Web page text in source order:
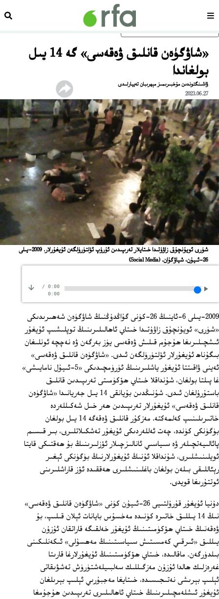
ئاساسلىق مەزمۇنغا ئاتلاڭسەھىپە
«شاۋگۈەن قانلىق ۋەقەسى» گە 14 يىل
بولغاندا
ۋاشىنگتوندىن مۇخبىرىمىز مېھرىبان تەييارلىدى
2023.06.27
شۈرى ئويۇنچۇق زاۋۇتىدا خىتايلار تەرىپىدىن ئۇرۇپ ئۆلتۈرۈلگەن ئۇيغۇرلار. 2009-يىلى
26-ئىيۇن، شياۋگۇان.
(Social Media)
0:00
/
0:00
2009-يىلى 6-ئاينىڭ 26-كۈنى گۇاڭدۇڭنىڭ شاۋگۈەن شەھىرىدىكى
«شۈرى» ئويۇنچۇق زاۋۇتىدا خىتاي ئاھالىلىرىنىڭ توپلىشىپ ئۇيغۇر
ئىشچىلىرىغا ھۇجۇم قىلىش ۋەقەسى يۈز بەرگەن ۋە نەچچە ئونلىغان
بىگۇناھ ئۇيغۇرلار ئۆلتۈرۈلگەن ئىدى. «شاۋگۈەن قانلىق ۋەقەسى»
ئەينى ۋاقىتتا ئۇيغۇر ياشلىرىنىڭ ئۈرۈمچىدىكى «5-ئىيۇل نامايىشى»
غا پىلتا بولغان، شۇنداقلا خىتاي ھۆكۈمىتى تەرىپىدىن قانلىق
باستۇرۇلغان ئىدى. شۇنىڭدىن بۇيانقى 14 يىل جەريانىدا «شاۋگۈەن
قانلىق ۋەقەسى» ئۇيغۇرلار تەرىپىدىن ھەر خىل شەكىللەردە
خاتىرىلىنىپ كەلمەكتە. مەزكۇر قانلىق ۋەقەگە 14 يىل بولغان
بۈگۈنكى كۈندە، چەت ئەللەردىكى ئۇيغۇر تەشكىلاتلىرى، بىر قىسىم
پائالىيەتچىلەر ۋە سىياسىي ئانالىزچىلار ئۆزلىرىنىڭ بۇ ھەقتىكى قايتا
ئويلىنىشلىرى، شۇنداقلا ئۇنىڭ ئۇيغۇرلارنىڭ بۈگۈنكى ئېغىر
رېئاللىقى بىلەن بولغان باغلىنىشلىرى ھەققىدە ئۆز قاراشلىرىنى
ئوتتۇرىغا قويدى.
دۇنيا ئۇيغۇر قۇرۇلتىيى 26-ئىيۇن كۈنى «شاۋگۈەن قانلىق ۋەقەسى»
نىڭ 14 يىللىق خاتىرە كۈنىدە مەخسۇس بايانات ئېلان قىلىپ، بۇ
ۋەقەنىڭ خىتاي ھۆكۈمىتىنىڭ ئۇيغۇر خەلقىگە قاراتقان ئۇزۇن
يىللىق «ئىرقىي كەمسىتىش سىياسىتىنىڭ مەھسۇلى» ئىكەنلىكىنى
بىلدۈرگەن. ماقالىدە، خىتاي ھۆكۈمىتىنىڭ ئۇيغۇرلارغا قارىتا
غەرەزلىك ھالدا ئۇزۇن مەزگىللىك سەلبىيلەشتۈرۈش تەشۋىقاتى
ئېلىپ بېرىشى نەتىجىسىدە، خىتايغا مەجبۇرىي ئېلىپ بېرىلغان
ئۇيغۇر ئىشلەمچىلىرىنىڭ خىتاي ئاھالىلىرى تەرىپىدىن ھۇجۇمغا